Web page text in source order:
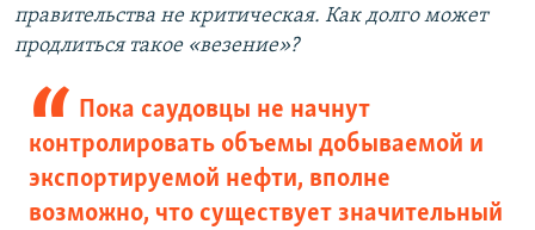
правительства не критическая. Как долго может
продлиться такое «везение»?
Пока саудовцы не начнут
контролировать объемы добываемой и
экспортируемой нефти, вполне
возможно, что существует значительный